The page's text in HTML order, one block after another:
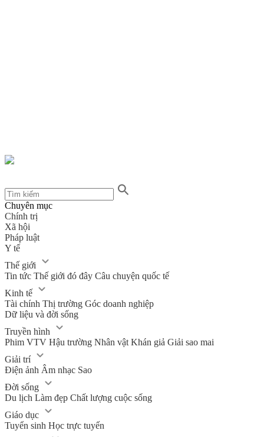
Chuyên mục
Chính trị
Xã hội
Pháp luật
Y tế
Thế giới
Tin tức Thế giới đó đây Câu chuyện quốc tế
Kinh tế
Tài chính Thị trường Góc doanh nghiệp
Dữ liệu và đời sống
Truyền hình
Phim VTV Hậu trường Nhân vật Khán giả Giải sao mai
Giải trí
Điện ảnh Âm nhạc Sao
Đời sống
Du lịch Làm đẹp Chất lượng cuộc sống
Giáo dục
Tuyển sinh Học trực tuyến